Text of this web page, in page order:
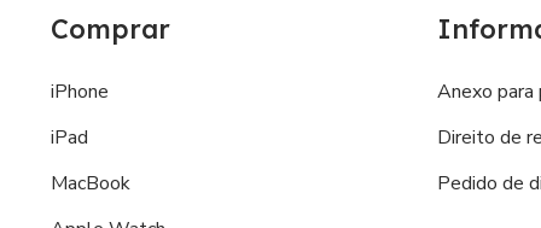
Comprar
iPhone
iPad
MacBook
Anexo
Direito de
Pedido de